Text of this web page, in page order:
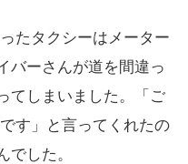
たタクシーはメーター
バーさんが道を間違っ
てしまいました。「ご
す」と言ってくれたの
した。